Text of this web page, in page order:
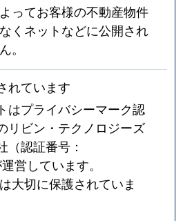
ってお客様の不動産物件
くネットなどに公開され
。
れています
はプライバシーマーク認
リビン・テクノロジーズ
（認証番号：
営しています。
大切に保護されていま